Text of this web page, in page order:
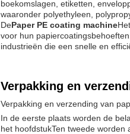
boekomslagen, etiketten,
waaronder polyethyleen,
DePaper PE coating machine
voor hun
industrieën die een snelle en
Verpakking en
Verpakking en verzending van
In de eerste plaats worden de
het hoofdstukTen tweede